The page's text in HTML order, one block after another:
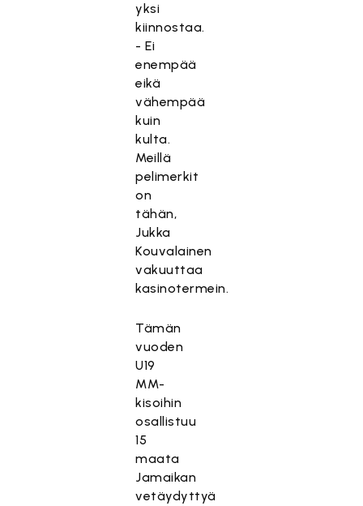
yksi
kiinnostaa.
- Ei
enempää
eikä
vähempää
kuin
kulta.
Meillä
pelimerkit
on
tähän,
Jukka
Kouvalainen
vakuuttaa
kasinotermein.
Tämän
vuoden
U19
MM-
kisoihin
osallistuu
15
maata
Jamaikan
vetäydyttyä